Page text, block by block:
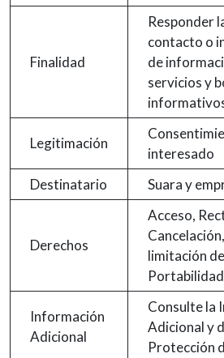
Finalidad
Responder
contacto o
de
servicios y
Legitimación
interesado
Destinatario
Suara y
Derechos
Acceso,
limitación
Portabilidad
Información
Adicional
Consulte la
Adicional y
Protección